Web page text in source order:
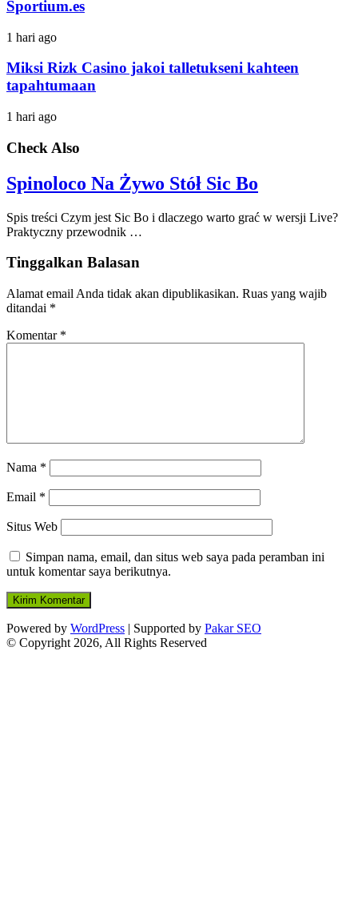
Sportium.es
1 hari ago
Miksi Rizk Casino jakoi talletukseni kahteen
tapahtumaan
1 hari ago
Check Also
Spinoloco Na Żywo Stół Sic Bo
Spis treści Czym jest Sic Bo i dlaczego warto grać w wersji Live?
Praktyczny przewodnik …
Tinggalkan Balasan
Alamat email Anda tidak akan dipublikasikan. Ruas yang wajib
ditandai *
Komentar *
Nama *
Email *
Situs Web
Simpan nama, email, dan situs web saya pada peramban ini
untuk komentar saya berikutnya.
Powered by WordPress | Supported by Pakar SEO
© Copyright 2026, All Rights Reserved